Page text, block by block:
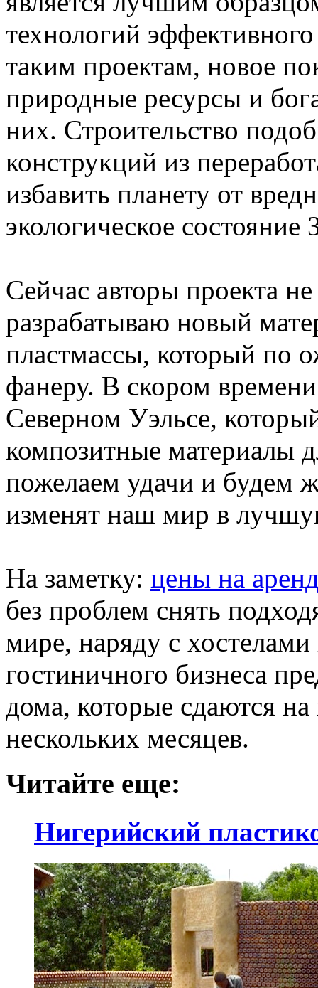
технологий
таким проектам, новое
природные ресурсы и
них. Строительство
конструкций из
избавить планету от
экологическое состояние
Сейчас авторы проекта
разрабатываю новый
пластмассы, который по
фанеру. В скором
Северном Уэльсе,
композитные материалы
пожелаем удачи и будем
изменят наш мир в
На заметку: цены на
без проблем снять
мире, наряду с
гостиничного бизнеса
дома, которые сдаются
нескольких месяцев.
Читайте еще:
Нигерийский